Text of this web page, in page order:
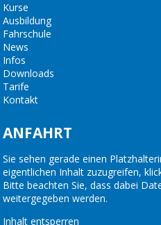
Kurse
Ausbildung
Fahrschule
News
Infos
Downloads
Tarife
Kontakt
ANFAHRT
Sie sehen gerade einen
eigentlichen Inhalt zuzugreifen,
Bitte beachten Sie, dass dabei
weitergegeben werden.
Inhalt entsperren